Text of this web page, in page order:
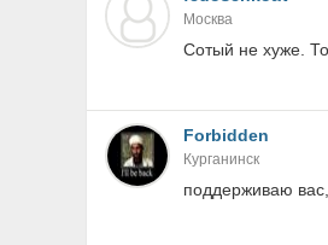
Москва
Cотый не хуже.
Forbidden
Курганинск
поддерживаю